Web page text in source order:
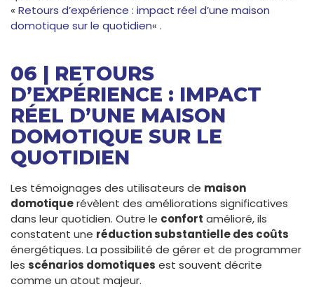
« Retours d’expérience : impact réel d’une maison
domotique sur le quotidien« .
06 | RETOURS
D’EXPÉRIENCE : IMPACT
RÉEL D’UNE MAISON
DOMOTIQUE SUR LE
QUOTIDIEN
Les témoignages des utilisateurs de maison
domotiquerévèlent des améliorations significatives
dans leur quotidien. Outre le confort amélioré, ils
constatent une réduction substantielle des coûts
énergétiques. La possibilité de gérer et de programmer
les scénarios domotiques est souvent décrite
comme un atout majeur.